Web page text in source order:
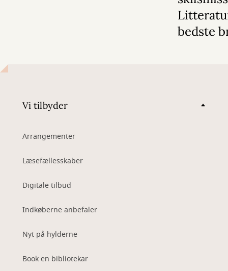
bedste
Vi tilbyder
Arrangementer
Læsefællesskaber
Digitale tilbud
Indkøberne anbefaler
Nyt på hylderne
Book en bibliotekar